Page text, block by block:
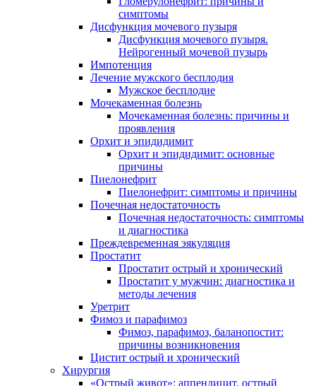
симптомы
Дисфункция мочевого пузыря
Дисфункция мочевого пузыря.
Нейрогенный мочевой пузырь
Импотенция
Лечение мужского бесплодия
Мужское бесплодие
Мочекаменная болезнь
Мочекаменная болезнь: причины и
проявления
Орхит и эпидидимит
Орхит и эпидидимит: основные
причины
Пиелонефрит
Пиелонефрит: симптомы и причины
Почечная недостаточность
Почечная недостаточность: симптомы
и диагностика
Преждевременная эякуляция
Простатит
Простатит острый и хронический
Простатит у мужчин: диагностика и
методы лечения
Уретрит
Фимоз и парафимоз
Фимоз, парафимоз, баланопостит:
причины возникновения
Цистит острый и хронический
Хирургия
«Острый живот»: аппендицит, острый